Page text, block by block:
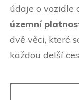
údaje o vozidle
územní
dvě věci, které
každou delší